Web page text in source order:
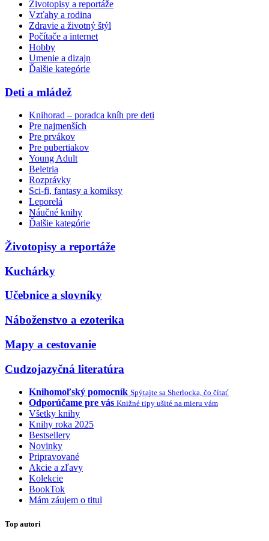
Životopisy a reportáže
Vzťahy a rodina
Zdravie a životný štýl
Počítače a internet
Hobby
Umenie a dizajn
Ďalšie kategórie
Deti a mládež
Knihorad – poradca kníh pre deti
Pre najmenších
Pre prvákov
Pre pubertiakov
Young Adult
Beletria
Rozprávky
Sci-fi, fantasy a komiksy
Leporelá
Náučné knihy
Ďalšie kategórie
Životopisy a reportáže
Kuchárky
Učebnice a slovníky
Náboženstvo a ezoterika
Mapy a cestovanie
Cudzojazyčná literatúra
Knihomoľský pomocník Spýtajte sa Sherlocka, čo čítať
Odporúčame pre vás Knižné tipy ušité na mieru vám
Všetky knihy
Knihy roka 2025
Bestsellery
Novinky
Pripravované
Akcie a zľavy
Kolekcie
BookTok
Mám záujem o titul
Top autori